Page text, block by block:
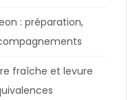
: préparation,
fraîche et levure